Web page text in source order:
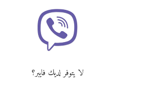
لا يتوفر لديك فايبر؟